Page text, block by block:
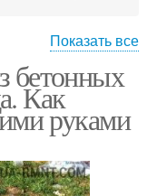
колодец
Колодец для
подключения
Показать все
бетонных
Как
руками